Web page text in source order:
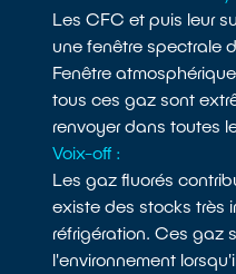
Les CFC et puis leur
une fenêtre spectrale
Fenêtre
tous ces gaz sont
renvoyer dans toutes
Voix-off :
Les gaz fluorés
existe des stocks très
réfrigération. Ces gaz
l'environnement